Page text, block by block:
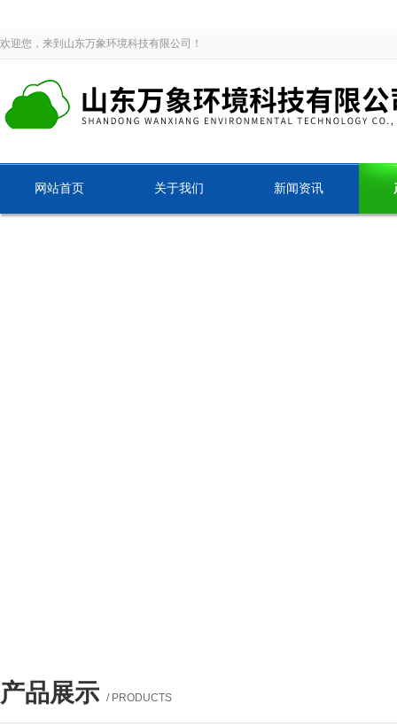
欢迎您，来到山东万象环境科技有限公司！
网站首页 关于我们 新闻资讯
产品展示 / PRODUCTS